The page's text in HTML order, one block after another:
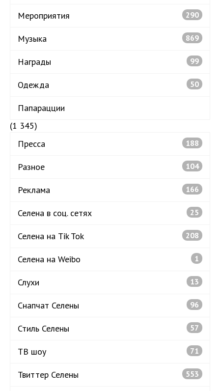
Мероприятия 290
Музыка 869
Награды 99
Одежда 50
Папарацции
(1 345)
Пресса
188
Разное 104
Реклама 166
Селена в соц. сетях 25
Селена на Tik Tok 208
Селена на Weibo 1
Слухи 13
Снапчат Селены 96
Стиль Селены 57
ТВ шоу 71
Твиттер Селены 553